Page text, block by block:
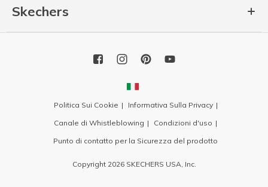
Skechers
Politica Sui Cookie
Informativa Sulla Privacy
Canale di Whistleblowing
Condizioni d'uso
Punto di contatto per la Sicurezza del prodotto
Copyright 2026 SKECHERS USA, Inc.